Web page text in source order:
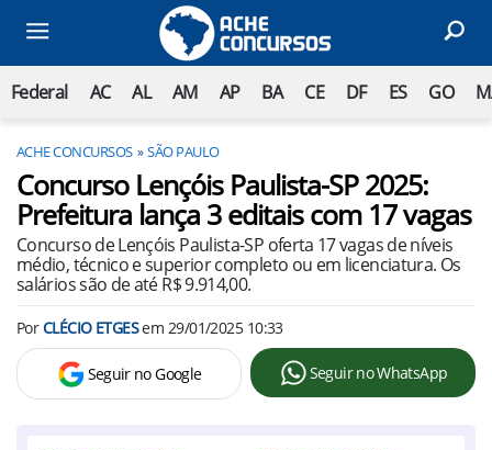
Federal AC AL AM AP BA CE DF ES GO
ACHE CONCURSOS SÃO PAULO
Concurso Lençóis Paulista-SP 2025:
Prefeitura lança 3 editais com 17 vagas
Concurso de Lençóis Paulista-SP oferta 17 vagas de níveis
médio, técnico e superior completo ou em licenciatura. Os
salários são de até R$ 9.914,00.
PorCLÉCIO ETGESem 29/01/2025 10:33
Seguir no Google Seguir no WhatsApp